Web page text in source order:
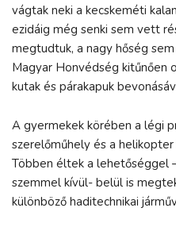
vágtak neki a kecskeméti
ezidáig még senki sem vett
megtudtuk, a nagy hőség
Magyar Honvédség kitűnően
kutak és párakapuk
A gyermekek körében a légi
szerelőműhely és a
Többen éltek a lehetőséggel
szemmel kívül- belül is
különböző haditechnikai